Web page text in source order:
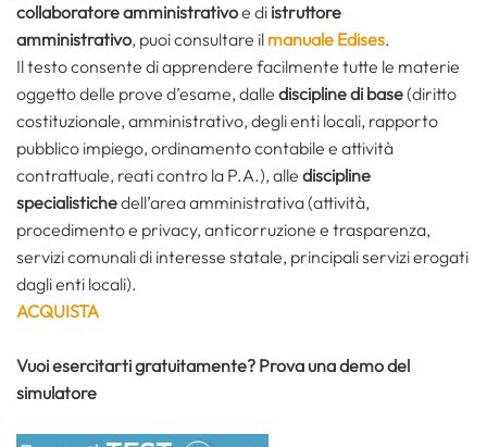
collaboratore amministrativoe di istruttore
amministrativo, puoi consultare il manuale Edises.
Il testo consente di apprendere facilmente tutte le materie
oggetto delle prove d’esame, dalle discipline di base(diritto
costituzionale, amministrativo, degli enti locali, rapporto
pubblico impiego, ordinamento contabile e attività
contrattuale, reati contro la P.A.), alle discipline
specialistichedell’area amministrativa (attività,
procedimento e privacy, anticorruzione e trasparenza,
servizi comunali di interesse statale, principali servizi erogati
dagli enti locali).
ACQUISTA
Vuoi esercitarti gratuitamente? Prova una demo del
simulatore